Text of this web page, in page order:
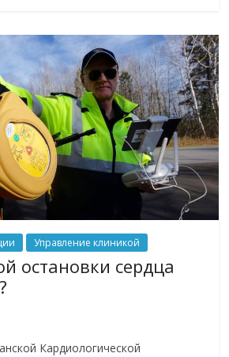
Управление клиникой
остановки сердца
Кардиологической